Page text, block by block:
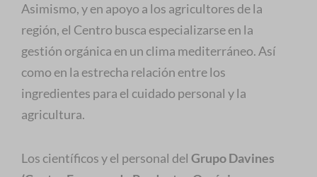
Asimismo, y en apoyo a los agricultores de la
región, el Centro busca especializarse en la
gestión orgánica en un clima mediterráneo. Así
como en la estrecha relación entre los
ingredientes para el cuidado personal y la
agricultura.
Los científicos y el personal delGrupo Davines